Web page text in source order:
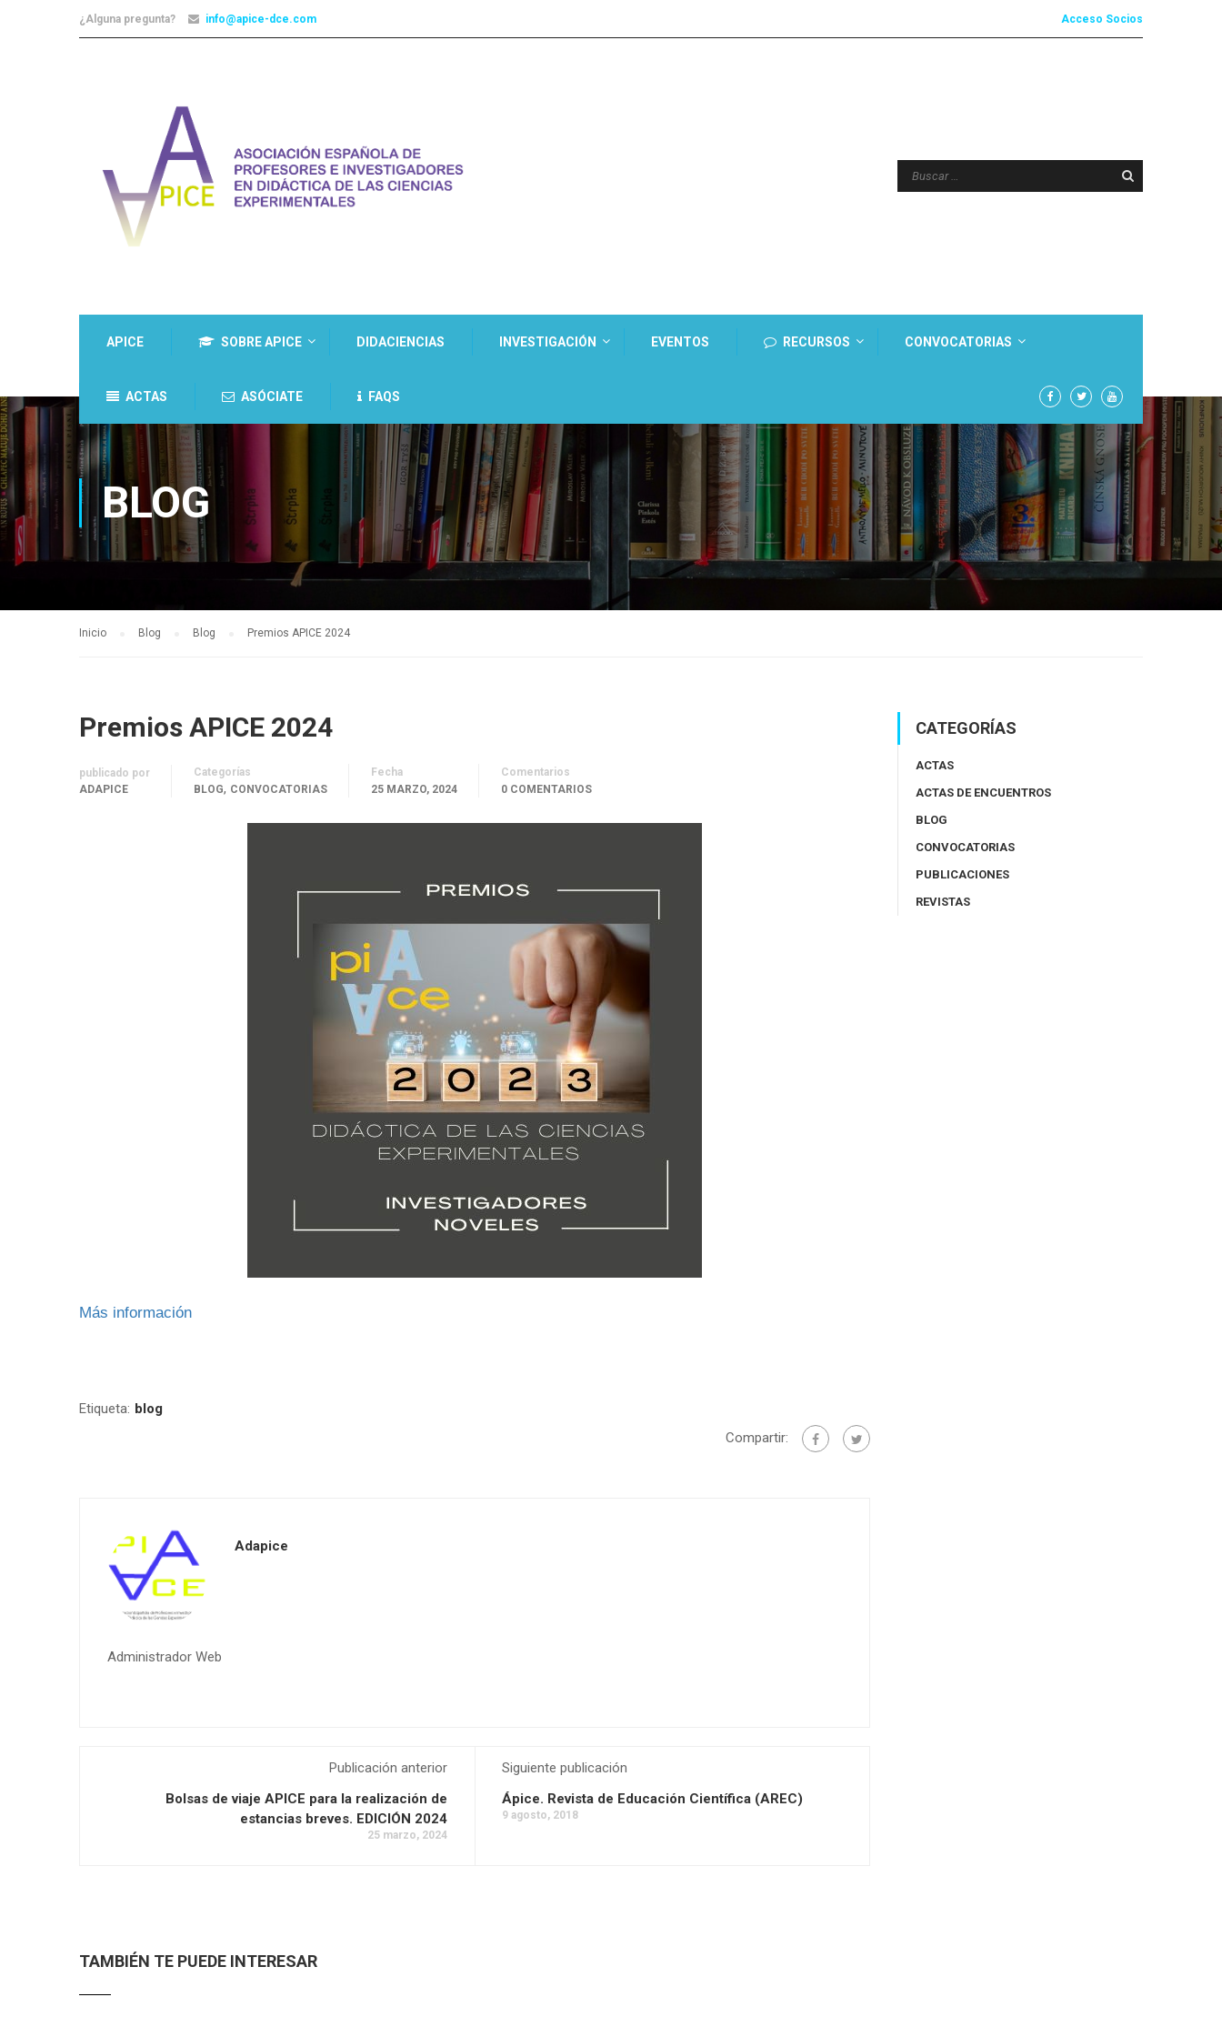
¿Alguna pregunta? info@apice-dce.com Acceso Socios
APICE SOBRE APICE DIDACIENCIAS INVESTIGACIÓN EVENTOS RECURSOS CONVOCATORIAS
ACTAS ASÓCIATE FAQS
BLOG
Inicio Blog Blog Premios APICE 2024
Premios APICE 2024
publicado por
ADAPICE
Categorías
BLOG, CONVOCATORIAS
Fecha
25 MARZO, 2024
Comentarios
0 COMENTARIOS
Más información
Etiqueta: blog
Compartir:
Adapice
Administrador Web
Publicación anterior
Bolsas de viaje APICE para la realización de
estancias breves. EDICIÓN 2024
25 marzo, 2024
Siguiente publicación
Ápice. Revista de Educación Científica (AREC)
9 agosto, 2018
TAMBIÉN TE PUEDE INTERESAR
CATEGORÍAS
ACTAS
ACTAS DE ENCUENTROS
BLOG
CONVOCATORIAS
PUBLICACIONES
REVISTAS